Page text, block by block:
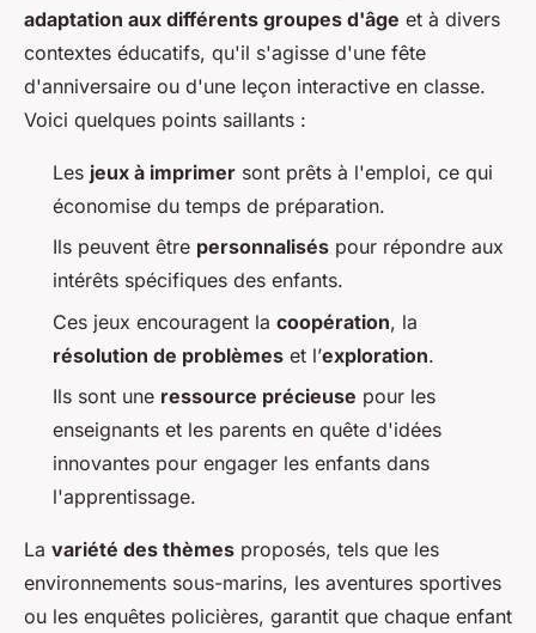
adaptation aux différents groupes d'âge et à divers
contextes éducatifs, qu'il s'agisse d'une fête
d'anniversaire ou d'une leçon interactive en classe.
Voici quelques points saillants :
Les jeux à imprimer sont prêts à l'emploi, ce qui
économise du temps de préparation.
Ils peuvent être personnalisés pour répondre aux
intérêts spécifiques des enfants.
Ces jeux encouragent la coopération, la
résolution de problèmes et l’exploration.
Ils sont une ressource précieuse pour les
enseignants et les parents en quête d'idées
innovantes pour engager les enfants dans
l'apprentissage.
La variété des thèmes proposés, tels que les
environnements sous-marins, les aventures sportives
ou les enquêtes policières, garantit que chaque enfant